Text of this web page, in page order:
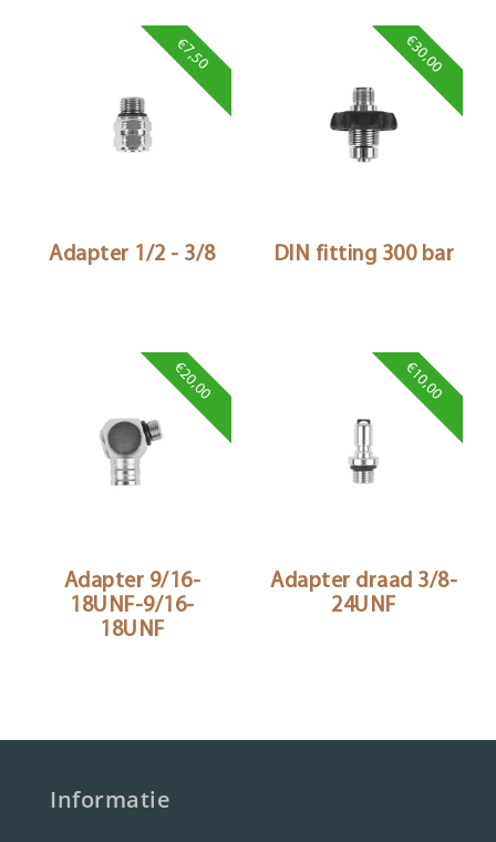
€7,50
Adapter 1/2 - 3/8
€30,00
DIN fitting 300 bar
€20,00
Adapter 9/16-
18UNF-9/16-
18UNF
€10,00
Adapter draad 3/8-
24UNF
Informatie